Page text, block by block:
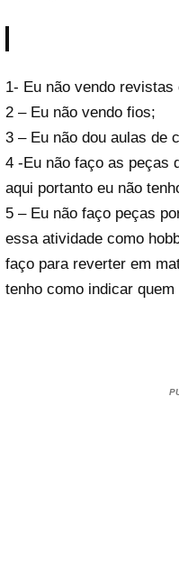
1- Eu não vendo revistas
2 – Eu não vendo fios;
3 – Eu não dou aulas de
4 -Eu não faço as peças
aqui portanto eu não
5 – Eu não faço peças
essa atividade como
faço para reverter em
tenho como indicar